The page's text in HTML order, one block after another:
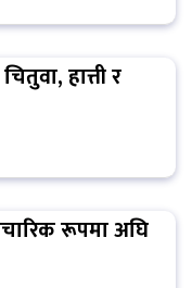
हात्ती र
रूपमा अघि